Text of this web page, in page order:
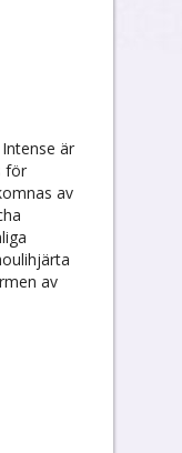
är
för
av
av